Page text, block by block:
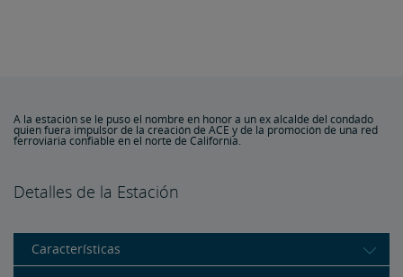
A la estación se le puso el nombre en honor a un ex alcalde del condado
quien fuera impulsor de la creación de ACE y de la promoción de una red
ferroviaria confiable en el norte de California.
Detalles de la Estación
Características